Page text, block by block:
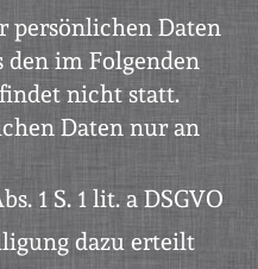
persönlichen Daten
den im Folgenden
nicht statt.
Daten nur an
1 S. 1 lit. a DSGVO
dazu erteilt